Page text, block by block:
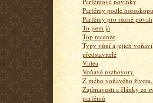
Parfémy podle horoskopu
Parfémy pro různé
To jsem já
Top recenze
Typy vůní a jejich voňaví
představitelé
Videa
Voňavé rozhovory
Z mého voňavého
Zajímavosti a články ze
parfémů